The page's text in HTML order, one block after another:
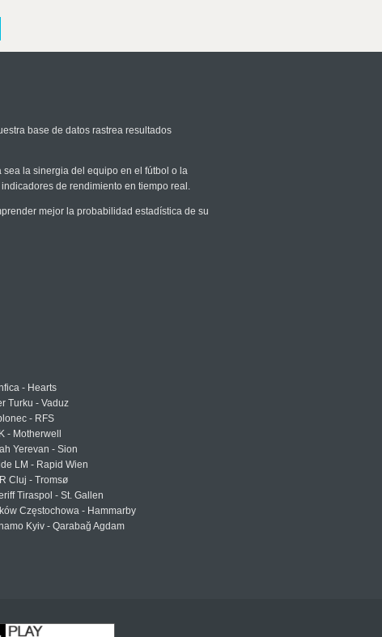
base de datos rastrea resultados
la sinergia del equipo en el fútbol o la
de rendimiento en tiempo real.
mejor la probabilidad estadística de su
- Hearts
Turku - Vaduz
- RFS
- Motherwell
Yerevan - Sion
LM - Rapid Wien
Cluj - Tromsø
Tiraspol - St. Gallen
Częstochowa - Hammarby
Kyiv - Qarabağ Agdam